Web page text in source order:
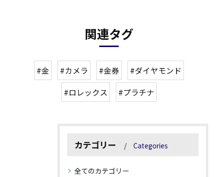
関連タグ
#金 #カメラ #金券
#ダイヤモンド
#ロレックス
#プラチナ
カテゴリー Categories
全てのカテゴリー